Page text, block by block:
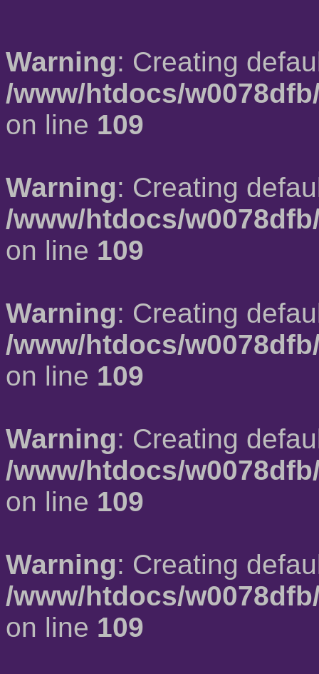
Warning: Creating
/www/htdocs/
on line 109
Warning: Creating
/www/htdocs/
on line 109
Warning: Creating
/www/htdocs/
on line 109
Warning: Creating
/www/htdocs/
on line 109
Warning: Creating
/www/htdocs/
on line 109